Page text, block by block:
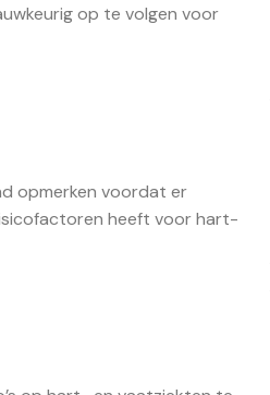
op te volgen voor
opmerken voordat er
heeft voor hart-